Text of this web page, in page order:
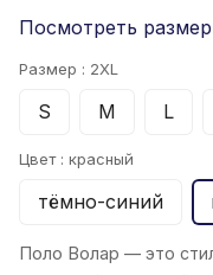
Посмотреть
Размер : 2XL
S M L
Цвет : красный
тёмно-синий
Поло Волар — это